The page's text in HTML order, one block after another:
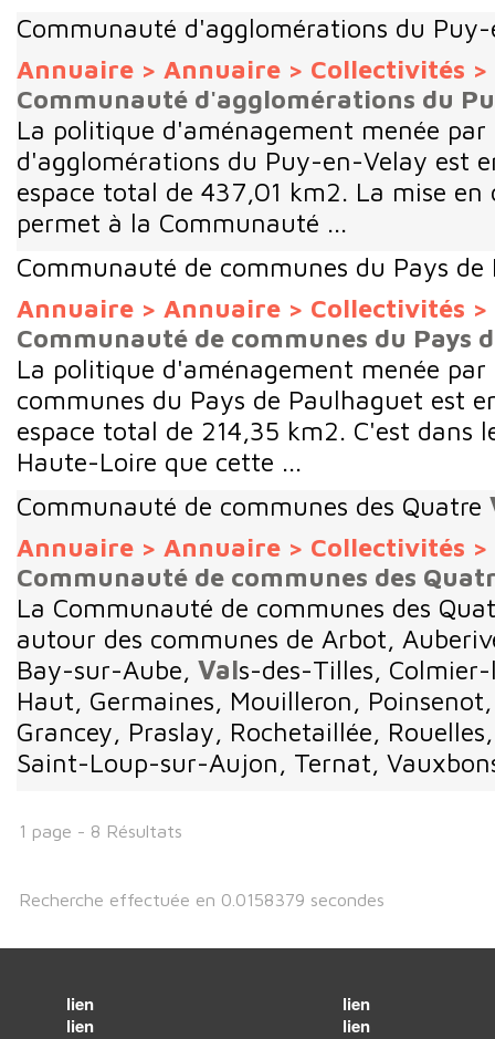
Communauté d'agglomérations du
Annuaire > Annuaire > Collectivités >
Communauté d'agglomérations du
La politique d'aménagement menée
d'agglomérations du Puy-en-Velay est
espace total de 437,01 km2. La mise en
permet à la Communauté ...
Communauté de communes du Pays de
Annuaire > Annuaire > Collectivités >
Communauté de communes du Pays
La politique d'aménagement menée
communes du Pays de Paulhaguet est
espace total de 214,35 km2. C'est dans
Haute-Loire que cette ...
Communauté de communes des Quatre
Annuaire > Annuaire > Collectivités >
Communauté de communes des
La Communauté de communes des
autour des communes de Arbot,
Bay-sur-Aube, Vals-des-Tilles,
Haut, Germaines, Mouilleron,
Grancey, Praslay, Rochetaillée,
Saint-Loup-sur-Aujon, Ternat,
1 page - 8 Résultats
Recherche effectuée en 0.0158379 secondes
lien
lien
lien
lien